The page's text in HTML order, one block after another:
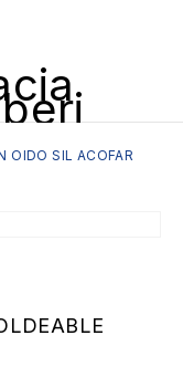
OIDO SIL ACOFAR